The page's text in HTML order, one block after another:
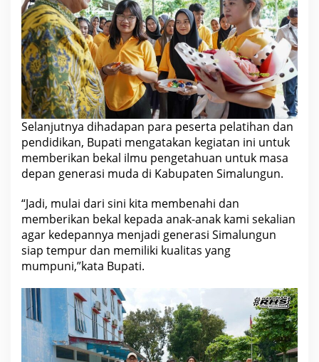
K
e
r
j
a
Selanjutnya dihadapan para peserta pelatihan dan
pendidikan, Bupati mengatakan kegiatan ini untuk
memberikan bekal ilmu pengetahuan untuk masa
depan generasi muda di Kabupaten Simalungun.
“Jadi, mulai dari sini kita membenahi dan
memberikan bekal kepada anak-anak kami sekalian
agar kedepannya menjadi generasi Simalungun
siap tempur dan memiliki kualitas yang
mumpuni,”kata Bupati.